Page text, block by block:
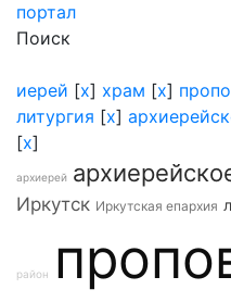
портал
Поиск
иерей [x] храм [x]
литургия [x]
[x]
архиерей
Иркутск Иркутская епархия
район